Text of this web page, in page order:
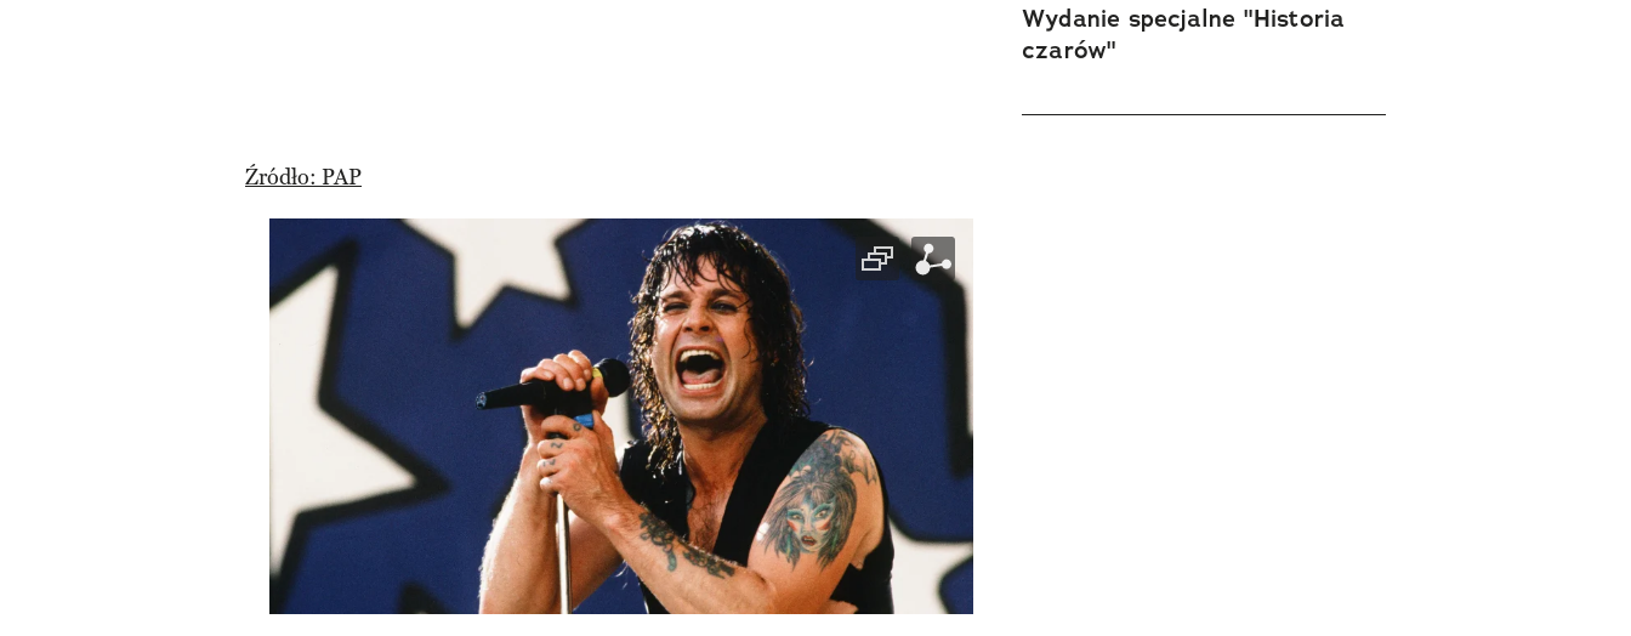
Źródło: PAP
Wydanie specjalne "Historia
czarów"